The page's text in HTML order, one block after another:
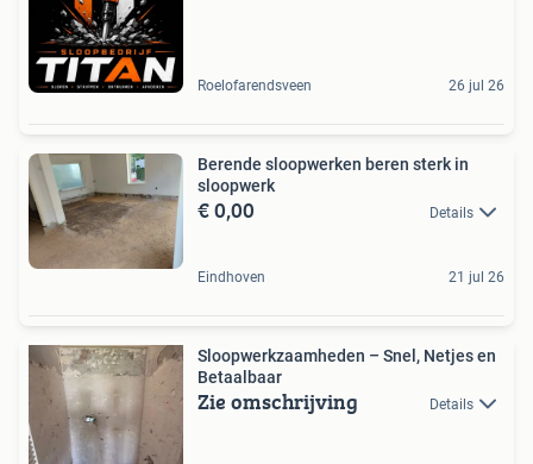
Roelofarendsveen 26 jul 26
Berende sloopwerken beren sterk in
sloopwerk
€ 0,00 Details
Eindhoven 21 jul 26
Sloopwerkzaamheden – Snel, Netjes en
Betaalbaar
Zie omschrijving Details